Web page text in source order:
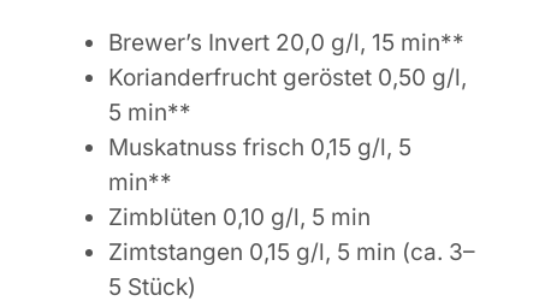
Brewer’s Invert 20,0 g/l, 15 min**
Korianderfrucht geröstet 0,50 g/l,
5 min**
Muskatnuss frisch 0,15 g/l, 5
min**
Zimblüten 0,10 g/l, 5 min
Zimtstangen 0,15 g/l, 5 min (ca. 3–
5 Stück)